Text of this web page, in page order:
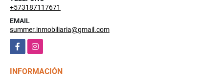
+573187117671
EMAIL
summer.inmobiliaria@gmail.com
FacebookInstagram
INFORMACIÓN